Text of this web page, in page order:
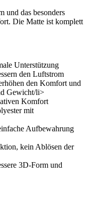
und das besonders
Die Matte ist komplett
Unterstützung
den Luftstrom
den Komfort und
Gewicht/li>
Komfort
mit
Aufbewahrung
kein Ablösen der
3D-Form und